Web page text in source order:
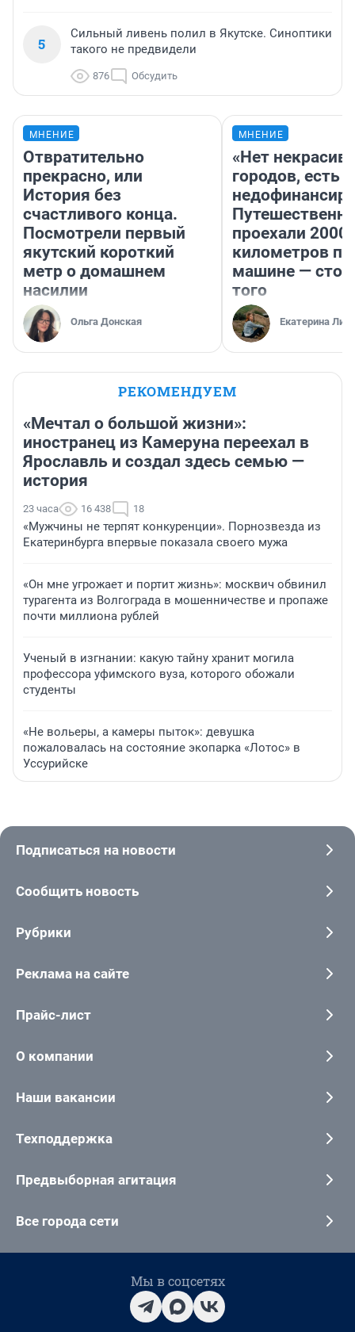
5
Сильный ливень полил в Якутске. Синоптики
такого не предвидели
876 Обсудить
МНЕНИЕ
Отвратительно
прекрасно, или
История без
счастливого конца.
Посмотрели первый
якутский короткий
метр о домашнем
насилии
Ольга Донская
МНЕНИЕ
«Нет
городов, есть
проехали 2000
километров по
машине —
того
Екатерина
РЕКОМЕНДУЕМ
«Мечтал о большой жизни»:
иностранец из Камеруна переехал в
Ярославль и создал здесь семью —
история
23 часа 16 438 18
«Мужчины не терпят конкуренции». Порнозвезда из
Екатеринбурга впервые показала своего мужа
«Он мне угрожает и портит жизнь»: москвич обвинил
турагента из Волгограда в мошенничестве и пропаже
почти миллиона рублей
Ученый в изгнании: какую тайну хранит могила
профессора уфимского вуза, которого обожали
студенты
«Не вольеры, а камеры пыток»: девушка
пожаловалась на состояние экопарка «Лотос» в
Уссурийске
Подписаться на новости
Сообщить новость
Рубрики
Реклама на сайте
Прайс-лист
О компании
Наши вакансии
Техподдержка
Предвыборная агитация
Все города сети
Мы в соцсетях